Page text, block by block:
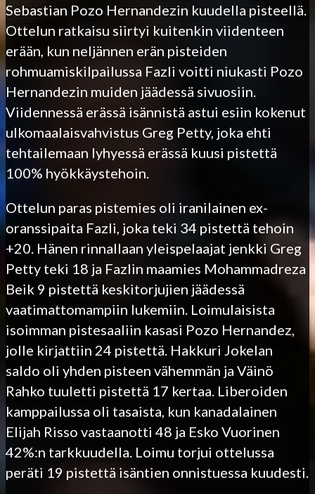
Sebastian Pozo Hernandezin kuudella pisteellä.
Ottelun ratkaisu siirtyi kuitenkin viidenteen
erään, kun neljännen erän pisteiden
rohmuamiskilpailussa Fazli voitti niukasti Pozo
Hernandezin muiden jäädessä sivuosiin.
Viidennessä erässä isännistä astui esiin kokenut
ulkomaalaisvahvistus Greg Petty, joka ehti
tehtailemaan lyhyessä erässä kuusi pistettä
100% hyökkäystehoin.
Ottelun paras pistemies oli iranilainen ex-
oranssipaita Fazli, joka teki 34 pistettä tehoin
+20. Hänen rinnallaan yleispelaajat jenkki Greg
Petty teki 18 ja Fazlin maamies Mohammadreza
Beik 9 pistettä keskitorjujien jäädessä
vaatimattomampiin lukemiin. Loimulaisista
isoimman pistesaaliin kasasi Pozo Hernandez,
jolle kirjattiin 24 pistettä. Hakkuri Jokelan
saldo oli yhden pisteen vähemmän ja Väinö
Rahko tuuletti pistettä 17 kertaa. Liberoiden
kamppailussa oli tasaista, kun kanadalainen
Elijah Risso vastaanotti 48 ja Esko Vuorinen
42%:n tarkkuudella. Loimu torjui ottelussa
peräti 19 pistettä isäntien onnistuessa kuudesti.